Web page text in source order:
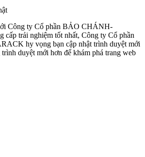
Công ty Cổ phần BẢO CHÁNH-
trải nghiệm tốt nhất, Công ty Cổ phần
hy vọng bạn cập nhật trình duyệt mới
duyệt mới hơn để khám phá trang web